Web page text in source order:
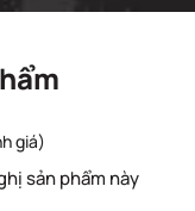
giá)
sản phẩm này